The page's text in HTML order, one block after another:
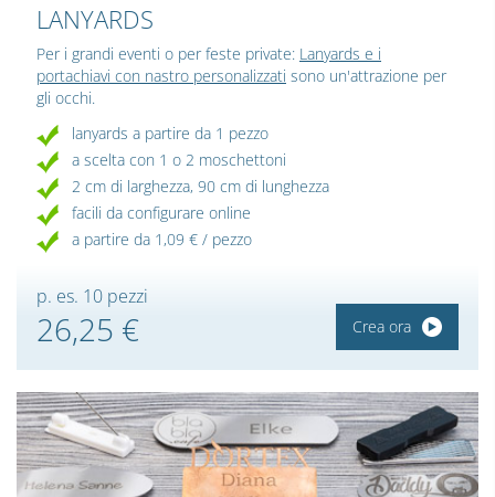
LANYARDS
Per i grandi eventi o per feste private: Lanyards e i
portachiavi con nastro personalizzati sono un'attrazione per
gli occhi.
lanyards a partire da 1 pezzo
a scelta con 1 o 2 moschettoni
2 cm di larghezza, 90 cm di lunghezza
facili da configurare online
a partire da 1,09 € / pezzo
p. es. 10 pezzi
26,25 € Crea ora